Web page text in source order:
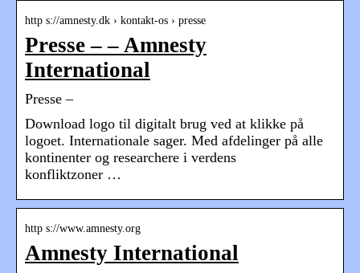
http s://amnesty.dk › kontakt-os › presse
Presse – – Amnesty
International
Presse –
Download logo til digitalt brug ved at klikke på
logoet. Internationale sager. Med afdelinger på alle
kontinenter og researchere i verdens
konfliktzoner …
http s://www.amnesty.org
Amnesty International